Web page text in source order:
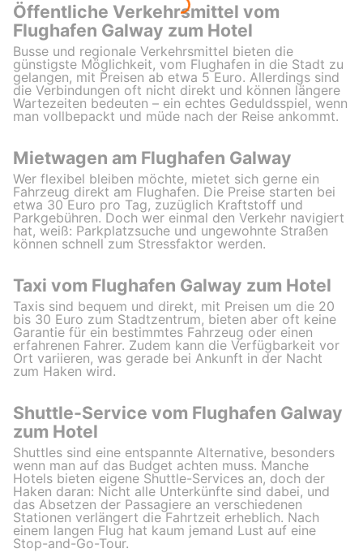
Öffentliche Verkehrsmittel vom
Flughafen Galway zum Hotel
Busse und regionale Verkehrsmittel bieten die
günstigste Möglichkeit, vom Flughafen in die Stadt zu
gelangen, mit Preisen ab etwa 5 Euro. Allerdings sind
die Verbindungen oft nicht direkt und können längere
Wartezeiten bedeuten – ein echtes Geduldsspiel, wenn
man vollbepackt und müde nach der Reise ankommt.
Mietwagen am Flughafen Galway
Wer flexibel bleiben möchte, mietet sich gerne ein
Fahrzeug direkt am Flughafen. Die Preise starten bei
etwa 30 Euro pro Tag, zuzüglich Kraftstoff und
Parkgebühren. Doch wer einmal den Verkehr navigiert
hat, weiß: Parkplatzsuche und ungewohnte Straßen
können schnell zum Stressfaktor werden.
Taxi vom Flughafen Galway zum Hotel
Taxis sind bequem und direkt, mit Preisen um die 20
bis 30 Euro zum Stadtzentrum, bieten aber oft keine
Garantie für ein bestimmtes Fahrzeug oder einen
erfahrenen Fahrer. Zudem kann die Verfügbarkeit vor
Ort variieren, was gerade bei Ankunft in der Nacht
zum Haken wird.
Shuttle-Service vom Flughafen Galway
zum Hotel
Shuttles sind eine entspannte Alternative, besonders
wenn man auf das Budget achten muss. Manche
Hotels bieten eigene Shuttle-Services an, doch der
Haken daran: Nicht alle Unterkünfte sind dabei, und
das Absetzen der Passagiere an verschiedenen
Stationen verlängert die Fahrtzeit erheblich. Nach
einem langen Flug hat kaum jemand Lust auf eine
Stop-and-Go-Tour.